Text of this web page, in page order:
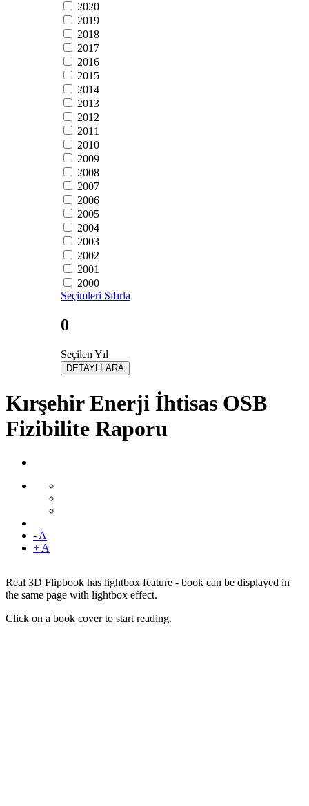
2020
2019
2018
2017
2016
2015
2014
2013
2012
2011
2010
2009
2008
2007
2006
2005
2004
2003
2002
2001
2000
Seçimleri Sıfırla
0
Seçilen Yıl
DETAYLI ARA
Kırşehir Enerji İhtisas OSB
Fizibilite Raporu
- A
+ A
Real 3D Flipbook has lightbox feature - book can be displayed in
the same page with lightbox effect.
Click on a book cover to start reading.